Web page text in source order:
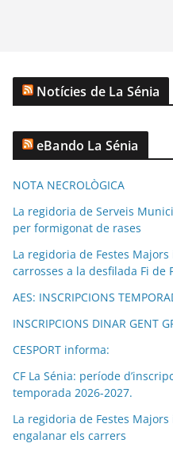
Notícies de La Sénia
eBando La Sénia
NOTA NECROLÒGICA
La regidoria de Serveis
per formigonat de rases
La regidoria de Festes
carrosses a la desfilada Fi de
AES: INSCRIPCIONS
INSCRIPCIONS DINAR GENT
CESPORT informa:
CF La Sénia: període
temporada 2026-2027.
La regidoria de Festes
engalanar els carrers